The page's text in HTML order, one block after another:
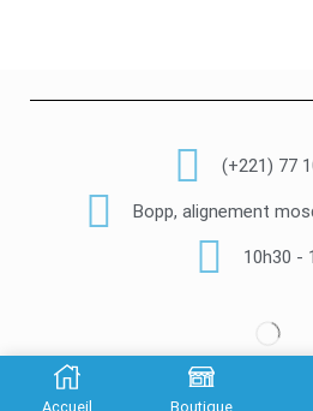
(+221) 77
Bopp, alignement
10h30 -
© Copyright 2022 Luxury
Accueil Boutique